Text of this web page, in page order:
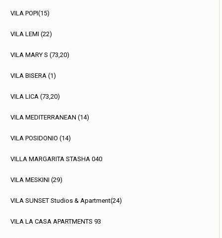
VILA POPI(15)
VILA LEMI (22)
VILA MARY S (73,20)
VILA BISERA (1)
VILA LICA (73,20)
VILA MEDITERRANEAN (14)
VILA POSIDONIO (14)
VILLA MARGARITA STASHA 040
VILA MESKINI (29)
VILA SUNSET Studios & Apartment(24)
VILA LA CASA APARTMENTS 93